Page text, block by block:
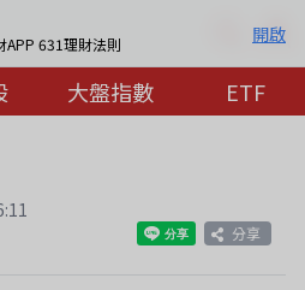
APP 631理財法則 開啟
大盤指數 ETF
分享